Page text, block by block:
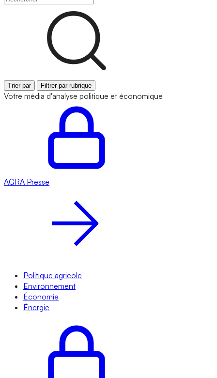
Trier par Filtrer par rubrique
Votre média d'analyse politique et économique
AGRA Presse
Politique agricole
Environnement
Économie
Énergie